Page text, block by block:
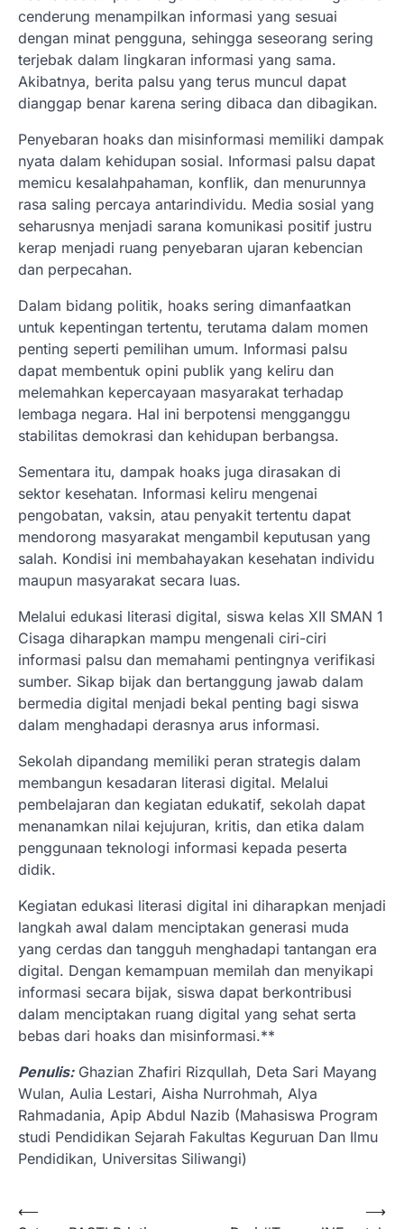
cenderung menampilkan informasi yang sesuai
dengan minat pengguna, sehingga seseorang sering
terjebak dalam lingkaran informasi yang sama.
Akibatnya, berita palsu yang terus muncul dapat
dianggap benar karena sering dibaca dan dibagikan.
Penyebaran hoaks dan misinformasi memiliki dampak
nyata dalam kehidupan sosial. Informasi palsu dapat
memicu kesalahpahaman, konflik, dan menurunnya
rasa saling percaya antarindividu. Media sosial yang
seharusnya menjadi sarana komunikasi positif justru
kerap menjadi ruang penyebaran ujaran kebencian
dan perpecahan.
Dalam bidang politik, hoaks sering dimanfaatkan
untuk kepentingan tertentu, terutama dalam momen
penting seperti pemilihan umum. Informasi palsu
dapat membentuk opini publik yang keliru dan
melemahkan kepercayaan masyarakat terhadap
lembaga negara. Hal ini berpotensi mengganggu
stabilitas demokrasi dan kehidupan berbangsa.
Sementara itu, dampak hoaks juga dirasakan di
sektor kesehatan. Informasi keliru mengenai
pengobatan, vaksin, atau penyakit tertentu dapat
mendorong masyarakat mengambil keputusan yang
salah. Kondisi ini membahayakan kesehatan individu
maupun masyarakat secara luas.
Melalui edukasi literasi digital, siswa kelas XII SMAN 1
Cisaga diharapkan mampu mengenali ciri-ciri
informasi palsu dan memahami pentingnya verifikasi
sumber. Sikap bijak dan bertanggung jawab dalam
bermedia digital menjadi bekal penting bagi siswa
dalam menghadapi derasnya arus informasi.
Sekolah dipandang memiliki peran strategis dalam
membangun kesadaran literasi digital. Melalui
pembelajaran dan kegiatan edukatif, sekolah dapat
menanamkan nilai kejujuran, kritis, dan etika dalam
penggunaan teknologi informasi kepada peserta
didik.
Kegiatan edukasi literasi digital ini diharapkan menjadi
langkah awal dalam menciptakan generasi muda
yang cerdas dan tangguh menghadapi tantangan era
digital. Dengan kemampuan memilah dan menyikapi
informasi secara bijak, siswa dapat berkontribusi
dalam menciptakan ruang digital yang sehat serta
bebas dari hoaks dan misinformasi.**
Penulis:Ghazian Zhafiri Rizqullah, Deta Sari Mayang
Wulan, Aulia Lestari, Aisha Nurrohmah, Alya
Rahmadania, Apip Abdul Nazib (Mahasiswa Program
studi Pendidikan Sejarah Fakultas Keguruan Dan Ilmu
Pendidikan, Universitas Siliwangi)
Navigasi
⟵
⟶